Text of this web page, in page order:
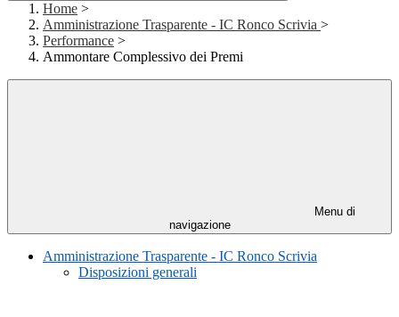
Home >
Amministrazione Trasparente - IC Ronco Scrivia >
Performance >
Ammontare Complessivo dei Premi
Menu di
navigazione
Amministrazione Trasparente - IC Ronco Scrivia
Disposizioni generali